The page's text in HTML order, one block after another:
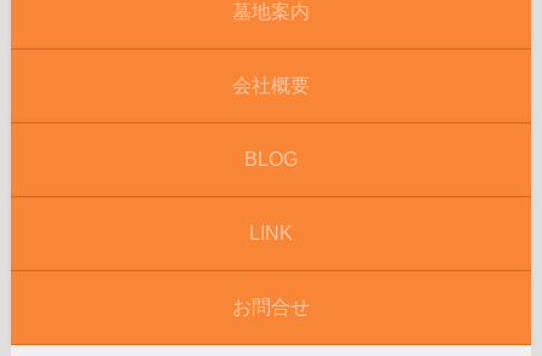
墓地案内
会社概要
BLOG
LINK
お問合せ